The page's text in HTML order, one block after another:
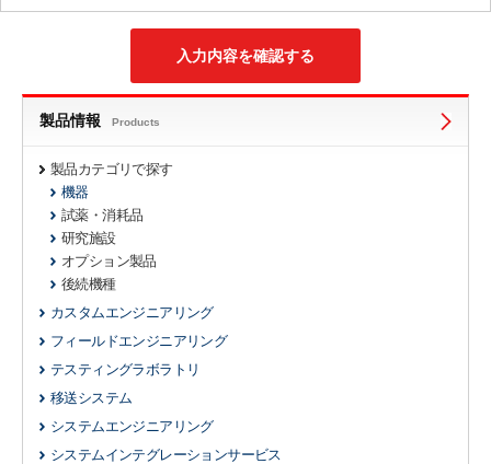
製品情報 Products
製品カテゴリで探す
機器
試薬・消耗品
研究施設
オプション製品
後続機種
カスタムエンジニアリング
フィールドエンジニアリング
テスティングラボラトリ
移送システム
システムエンジニアリング
システムインテグレーションサービス